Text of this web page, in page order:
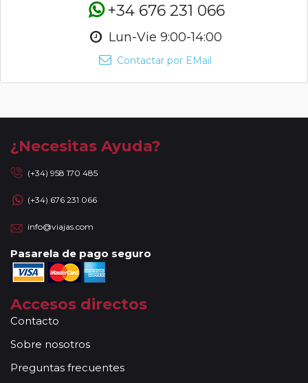
+34 676 231 066
Lun-Vie 9:00-14:00
Contactar por EMail
¿Necesitas Ayuda?
(+34) 958 170 485
(+34) 676 231 066
info@viajas.com
Pasarela de pago seguro
Accesos directos
Contacto
Sobre nosotros
Preguntas frecuentes